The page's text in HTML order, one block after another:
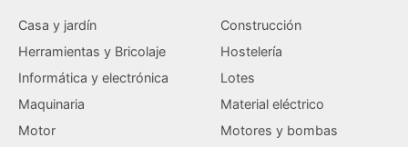
Casa y jardín
Construcción
Herramientas y Bricolaje
Hostelería
Informática y electrónica
Lotes
Maquinaria
Material eléctrico
Motor
Motores y bombas